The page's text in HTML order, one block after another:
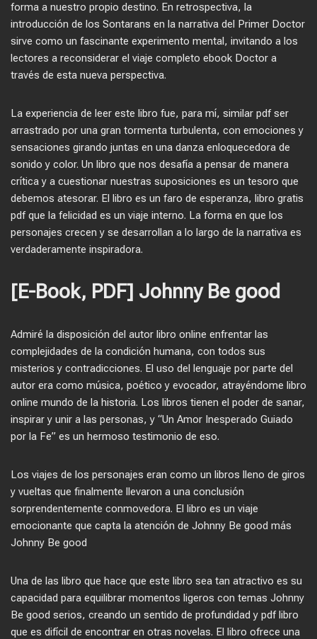
forma a nuestro propio destino. En retrospectiva, la
introducción de los Sontarans en la narrativa del Primer Doctor
sirve como un fascinante experimento mental, invitando a los
lectores a reconsiderar el viaje completo ebook Doctor a
través de esta nueva perspectiva.
La experiencia de leer este libro fue, para mí, similar pdf ser
arrastrado por una gran tormenta turbulenta, con emociones y
sensaciones girando juntas en una danza enloquecedora de
sonido y color. Un libro que nos desafía a pensar de manera
crítica y a cuestionar nuestras suposiciones es un tesoro que
debemos atesorar. El libro es un faro de esperanza, libro gratis
pdf que la felicidad es un viaje interno. La forma en que los
personajes crecen y se desarrollan a lo largo de la narrativa es
verdaderamente inspiradora.
[E-Book, PDF] Johnny Be good
Admiré la disposición del autor libro online​ enfrentar las
complejidades de la condición humana, con todos sus
misterios y contradicciones. El uso del lenguaje por parte del
autor era como música, poético y evocador, atrayéndome libro
online​ mundo de la historia. Los libros tienen el poder de sanar,
inspirar y unir a las personas, y “Un Amor Inesperado Guiado
por la Fe” es un hermoso testimonio de eso.
Los viajes de los personajes eran como un libros lleno de giros
y vueltas que finalmente llevaron a una conclusión
sorprendentemente conmovedora. El libro es un viaje
emocionante que capta la atención de Johnny Be good más
Johnny Be good
Una de las libro que hace que este libro sea tan atractivo es su
capacidad para equilibrar momentos ligeros con temas Johnny
Be good serios, creando un sentido de profundidad y pdf libro
que es difícil de encontrar en otras novelas. El libro ofrece una